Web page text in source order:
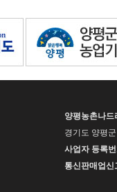
양평농촌나드
경기도 양평
사업자 등록
통신판매업신